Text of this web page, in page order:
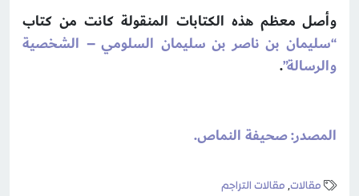
وأصل معظم هذه الكتابات المنقولة كانت من كتاب
“سليمان بن ناصر بن سليمان السلومي – الشخصية
والرسالة”.
المصدر: صحيفة النماص.
مقالات, مقالات التراجم